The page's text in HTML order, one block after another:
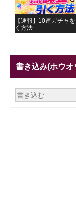
【速報】10連ガチャ
く方法
書き込み(ホウオ